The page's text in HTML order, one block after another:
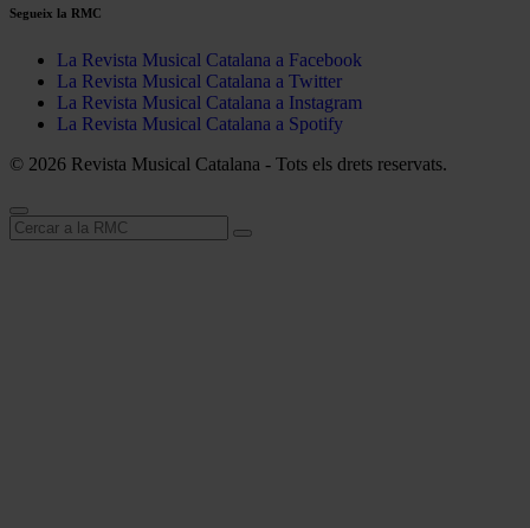
Segueix la RMC
La Revista Musical Catalana a Facebook
La Revista Musical Catalana a Twitter
La Revista Musical Catalana a Instagram
La Revista Musical Catalana a Spotify
© 2026 Revista Musical Catalana - Tots els drets reservats.
Cerca